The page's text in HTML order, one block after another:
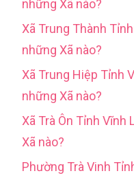
những Xã nào?
Xã Trung Thành
những Xã nào?
Xã Trung Hiệp Tỉnh
những Xã nào?
Xã Trà Ôn Tỉnh
Xã nào?
Phường Trà Vinh